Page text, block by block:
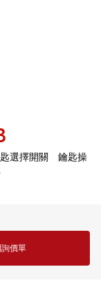
選擇開關 鑰匙操
價單